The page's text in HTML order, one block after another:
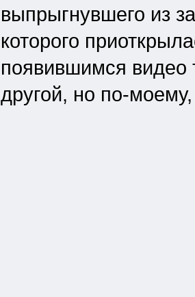
выпрыгнувшего из
которого
появившимся видео
другой, но по-